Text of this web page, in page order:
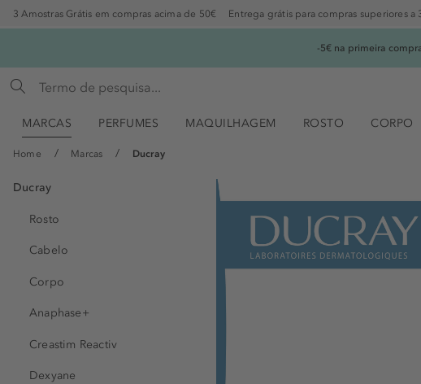
3 Amostras Grátis em compras acima de 50€ Entrega grátis para compras superiores a
-5€ na primeira
MARCAS PERFUMES MAQUILHAGEM ROSTO CORPO
Home Marcas Ducray
Ducray
Rosto
Cabelo
Corpo
Anaphase+
Creastim Reactiv
Dexyane